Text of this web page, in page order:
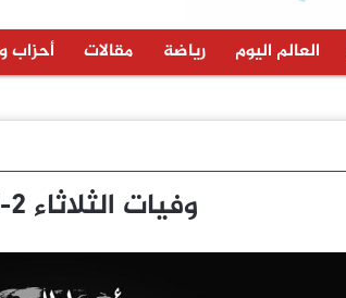
العالم اليوم رياضة مقالات أحزاب
وفيات الثلاثاء 2-9-2025